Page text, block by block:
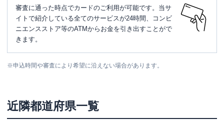
審査に通った時点でカードのご利用が可能です。当サ
イトで紹介している全てのサービスが24時間、コンビ
ニエンスストア等のATMからお金を引き出すことがで
きます。
※申込時間や審査により希望に沿えない場合があります。
近隣都道府県一覧